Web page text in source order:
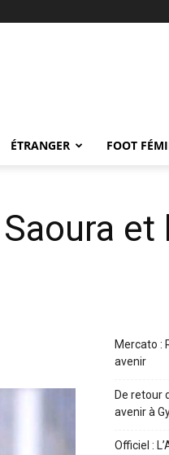
ÉTRANGER FOOT
et
Mercato :
avenir
De retour
avenir à
Officiel :